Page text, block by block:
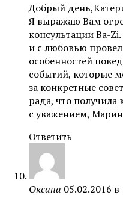
Добрый
Я выражаю Вам
консультации Ba-
и с любовью
особенностей
событий, которые
за конкретные
рада, что получила
с уважением,
Ответить
Оксана 05.02.2016 в